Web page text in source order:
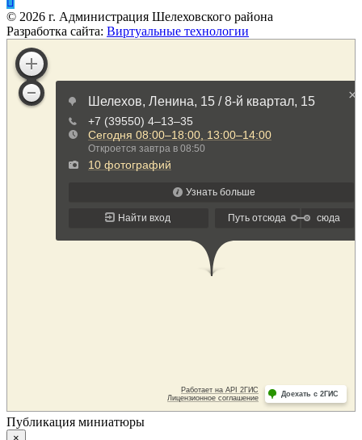
© 2026 г. Администрация Шелеховского района
Разработка сайта: Виртуальные технологии
Публикация миниатюры